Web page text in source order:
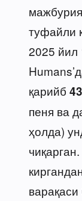
туфайли
2025 йил
қарийб
пеня ва
ҳолда)